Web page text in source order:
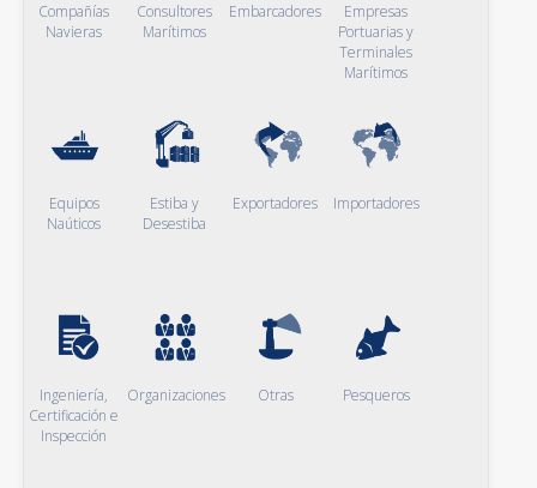
Compañías
Navieras
Consultores
Marítimos
Embarcadores
Empresas
Portuarias y
Terminales
Marítimos
Equipos
Naúticos
Estiba y
Desestiba
Exportadores Importadores
Ingeniería,
Certificación e
Inspección
Organizaciones Otras Pesqueros